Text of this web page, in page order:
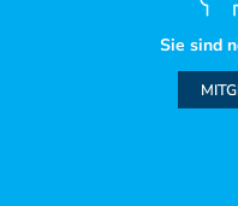
Sie sind